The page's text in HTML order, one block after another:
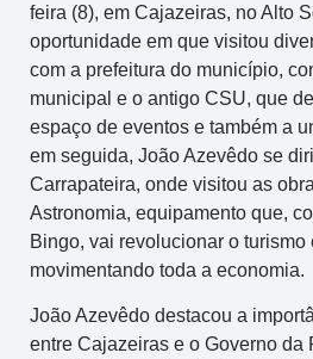
feira (8), em Cajazeiras, no Alto
oportunidade em que visitou
com a prefeitura do município,
municipal e o antigo CSU, que
espaço de eventos e também a
em seguida, João Azevêdo se
Carrapateira, onde visitou as
Astronomia, equipamento que,
Bingo, vai revolucionar o turismo
movimentando toda a economia.
João Azevêdo destacou a
entre Cajazeiras e o Governo da